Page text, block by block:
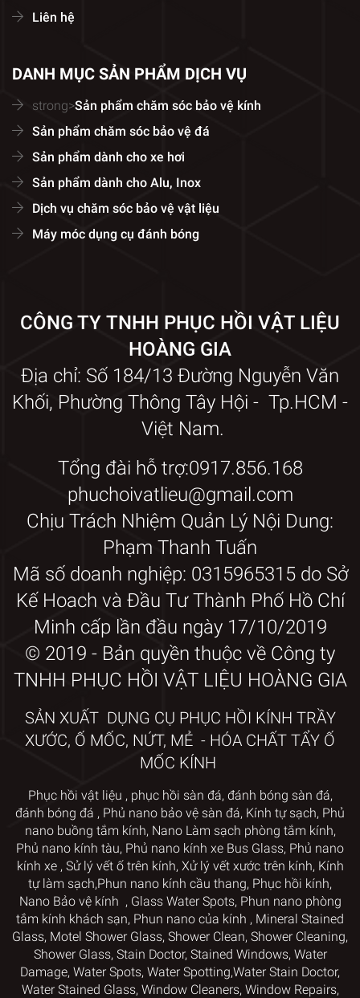
Liên hệ
DANH MỤC SẢN PHẨM DỊCH VỤ
strong>Sản phẩm chăm sóc bảo vệ kính
Sản phẩm chăm sóc bảo vệ đá
Sản phẩm dành cho xe hơi
Sản phẩm dành cho Alu, Inox
Dịch vụ chăm sóc bảo vệ vật liệu
Máy móc dụng cụ đánh bóng
CÔNG TY TNHH PHỤC HỒI VẬT LIỆU
HOÀNG GIA
Địa chỉ: Số 184/13 Đường Nguyễn Văn
Khối, Phường Thông Tây Hội - Tp.HCM -
Việt Nam.
Tổng đài hỗ trợ:0917.856.168
phuchoivatlieu@gmail.com
Chịu Trách Nhiệm Quản Lý Nội Dung:
Phạm Thanh Tuấn
Mã số doanh nghiệp: 0315965315 do Sở
Kế Hoach và Đầu Tư Thành Phố Hồ Chí
Minh cấp lần đầu ngày 17/10/2019
© 2019 - Bản quyền thuộc về Công ty
TNHH PHỤC HỒI VẬT LIỆU HOÀNG GIA
SẢN XUẤT DỤNG CỤ PHỤC HỒI KÍNH TRẦY
XƯỚC, Ố MỐC, NỨT, MẺ - HÓA CHẤT TẨY Ố
MỐC KÍNH
Phục hồi vật liệu , phục hồi sàn đá, đánh bóng sàn đá,
đánh bóng đá , Phủ nano bảo vệ sàn đá, Kính tự sạch, Phủ
nano buồng tắm kính, Nano Làm sạch phòng tắm kính,
Phủ nano kính tàu, Phủ nano kính xe Bus Glass, Phủ nano
kính xe, Sử lý vết ố trên kính, Xử lý vết xước trên kính, Kính
tự làm sạch,Phun nano kính cầu thang, Phục hồi kính,
Nano Bảo vệ kính , Glass Water Spots, Phun nano phòng
tắm kính khách sạn, Phun nano của kính , Mineral Stained
Glass, Motel Shower Glass, Shower Clean, Shower Cleaning,
Shower Glass, Stain Doctor, Stained Windows, Water
Damage, Water Spots, Water Spotting,Water Stain Doctor,
Water Stained Glass, Window Cleaners, Window Repairs,